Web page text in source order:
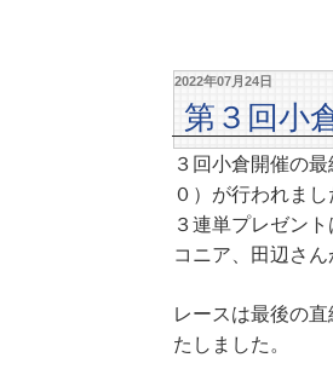
2022年07月24日
第３回小
３回小倉開催の
０）が行われまし
３連単プレゼン
コニア、田辺さん
レースは最後の
たしました。